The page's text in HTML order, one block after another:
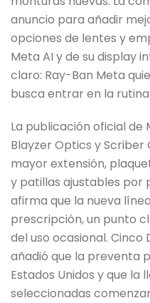
anuncio para añadir
opciones de lentes y
Meta AI y de su display
claro: Ray-Ban Meta
busca entrar en la
La publicación oficial de
Blayzer Optics y Scriber
mayor extensión,
y patillas ajustables por
afirma que la nueva
prescripción, un punto
del uso ocasional. Cinco
añadió que la preventa
Estados Unidos y que la
seleccionadas